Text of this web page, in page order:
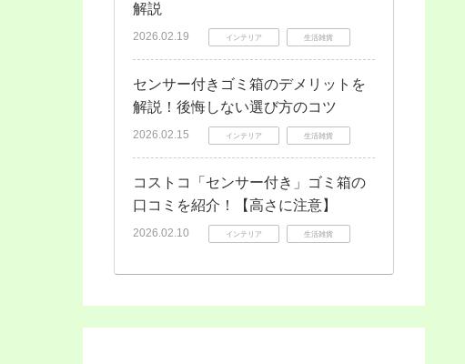
解説
2026.02.19 インテリア 生活雑貨
センサー付きゴミ箱のデメリットを
解説！後悔しない選び方のコツ
2026.02.15 インテリア 生活雑貨
コストコ「センサー付き」ゴミ箱の
口コミを紹介！【高さに注意】
2026.02.10 インテリア 生活雑貨